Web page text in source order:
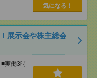
気になる！
展示会や株主総会
実働3時